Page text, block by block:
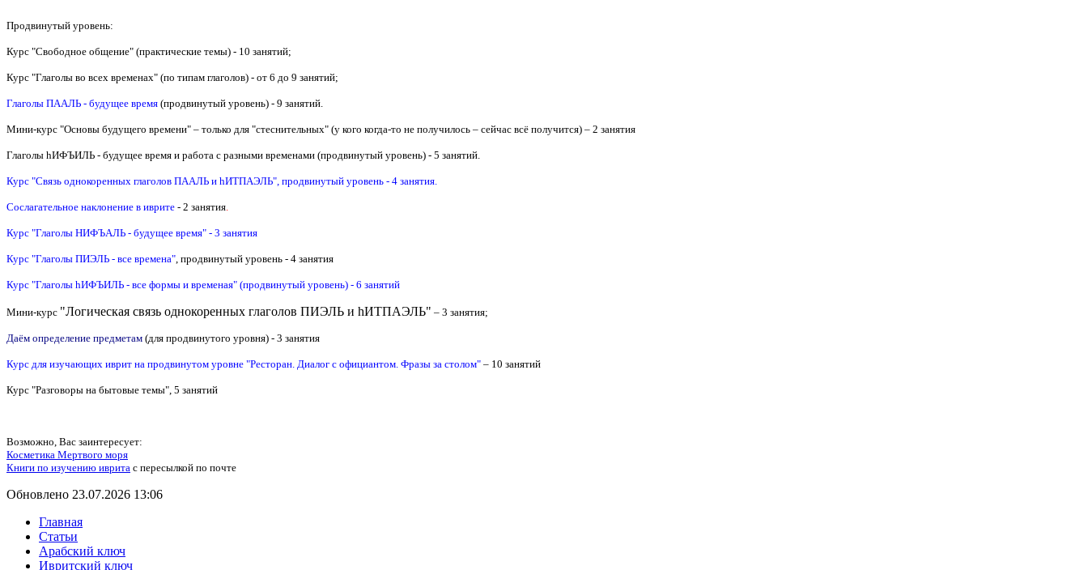
Продвинутый уровень:
Курс "Свободное общение" (практические темы) - 10 занятий;
Курс "Глаголы во всех временах" (по типам глаголов) - от 6 до 9 занятий;
Глаголы ПААЛЬ - будущее время (продвинутый уровень) - 9 занятий.
Мини-курс "Основы будущего времени" – только для "стеснительных" (у кого когда-то не получилось – сейчас всё получится) – 2 занятия
Глаголы hИФЪИЛЬ - будущее время и работа с разными временами (продвинутый уровень) - 5 занятий.
Курс "Связь однокоренных глаголов ПААЛЬ и hИТПАЭЛЬ" , продвинутый уровень - 4 занятия.
Сослагательное наклонение в иврите - 2 занятия
Курс "Глаголы НИФЪАЛЬ - будущее время" - 3 занятия
Курс "Глаголы ПИЭЛЬ - все времена" , продвинутый уровень - 4 занятия
Курс "Глаголы hИФЪИЛЬ - все формы и временая" (продвинутый уровень) - 6 занятий
Мини-курс "Логическая связь однокоренных глаголов ПИЭЛЬ и hИТПАЭЛЬ" – 3 занятия;
Даём определение предметам (для продвинутого уровня) - 3 занятия
Курс для изучающих иврит на продвинутом уровне "Ресторан. Диалог с официантом. Фразы за столом" – 10 занятий
Курс "Разговоры на бытовые темы", 5 занятий
Возможно, Вас заинтересует:
Косметика Мертвого моря
Книги по изучению иврита с пересылкой по почте
Обновлено 23.07.2026 13:06
Главная
Статьи
Арабский ключ
Ивритский ключ